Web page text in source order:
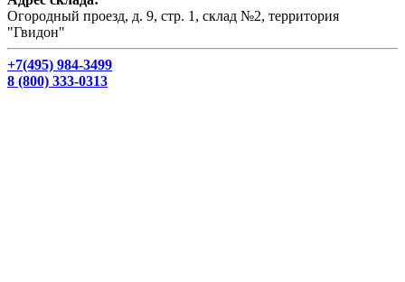
Огородный проезд, д. 9, стр. 1, склад №2, территория
"Гвидон"
+7(495) 984-3499
8 (800) 333-0313